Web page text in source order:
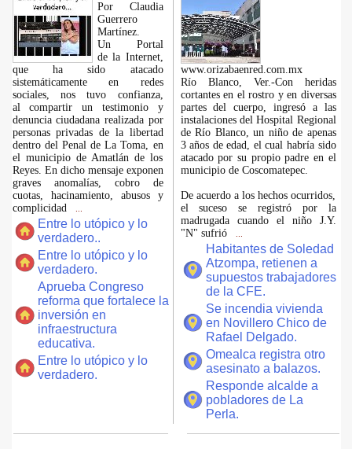
Por Claudia
Guerrero
Martínez.
​Un Portal
de la Internet,
que ha sido atacado
sistemáticamente en redes
sociales, nos tuvo confianza,
al compartir un testimonio y
denuncia ciudadana realizada por
personas privadas de la libertad
dentro del Penal de La Toma, en
el municipio de Amatlán de los
Reyes. En dicho mensaje exponen
graves anomalías, cobro de
cuotas, hacinamiento, abusos y
complicidad
Entre lo utópico y lo
verdadero..
Entre lo utópico y lo
verdadero.
Aprueba Congreso
reforma que fortalece la
inversión en
infraestructura
educativa.
Entre lo utópico y lo
verdadero.
www.orizabaenred.com.mx
Río Blanco, Ver.-Con heridas
cortantes en el rostro y en diversas
partes del cuerpo, ingresó a las
instalaciones del Hospital Regional
de Río Blanco, un niño de apenas
3 años de edad, el cual habría sido
atacado por su propio padre en el
municipio de Coscomatepec.
De acuerdo a los hechos ocurridos,
el suceso se registró por la
madrugada cuando el niño J.Y.
"N" sufrió
Habitantes de Soledad
Atzompa, retienen a
supuestos trabajadores
de la CFE.
Se incendia vivienda
en Novillero Chico de
Rafael Delgado.
Omealca registra otro
asesinato a balazos.
Responde alcalde a
pobladores de La
Perla.